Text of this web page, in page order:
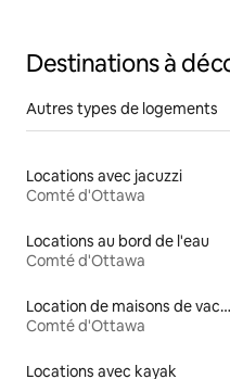
Destinations à
Autres types de logements
Locations avec jacuzzi
Comté d'Ottawa
Locations au bord de l'eau
Comté d'Ottawa
Location de maisons de vacances
Comté d'Ottawa
Locations avec kayak